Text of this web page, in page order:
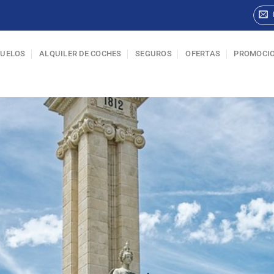
ALQUILER DE COCHES SEGUROS OFERTAS